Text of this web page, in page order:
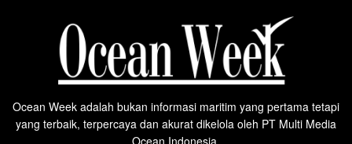
Ocean Week adalah bukan informasi maritim yang pertama tetapi
yang terbaik, terpercaya dan akurat dikelola oleh PT Multi Media